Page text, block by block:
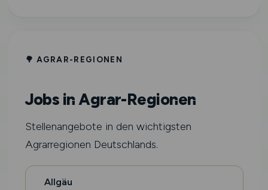
🌳 AGRAR-REGIONEN
Jobs in Agrar-Regionen
Stellenangebote in den wichtigsten
Agrarregionen Deutschlands.
Allgäu